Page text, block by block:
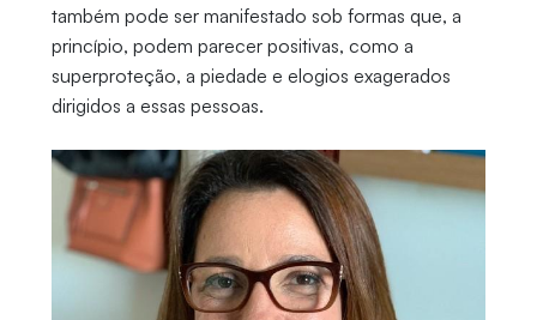
também pode ser manifestado sob formas que, a
princípio, podem parecer positivas, como a
superproteção, a piedade e elogios exagerados
dirigidos a essas pessoas.